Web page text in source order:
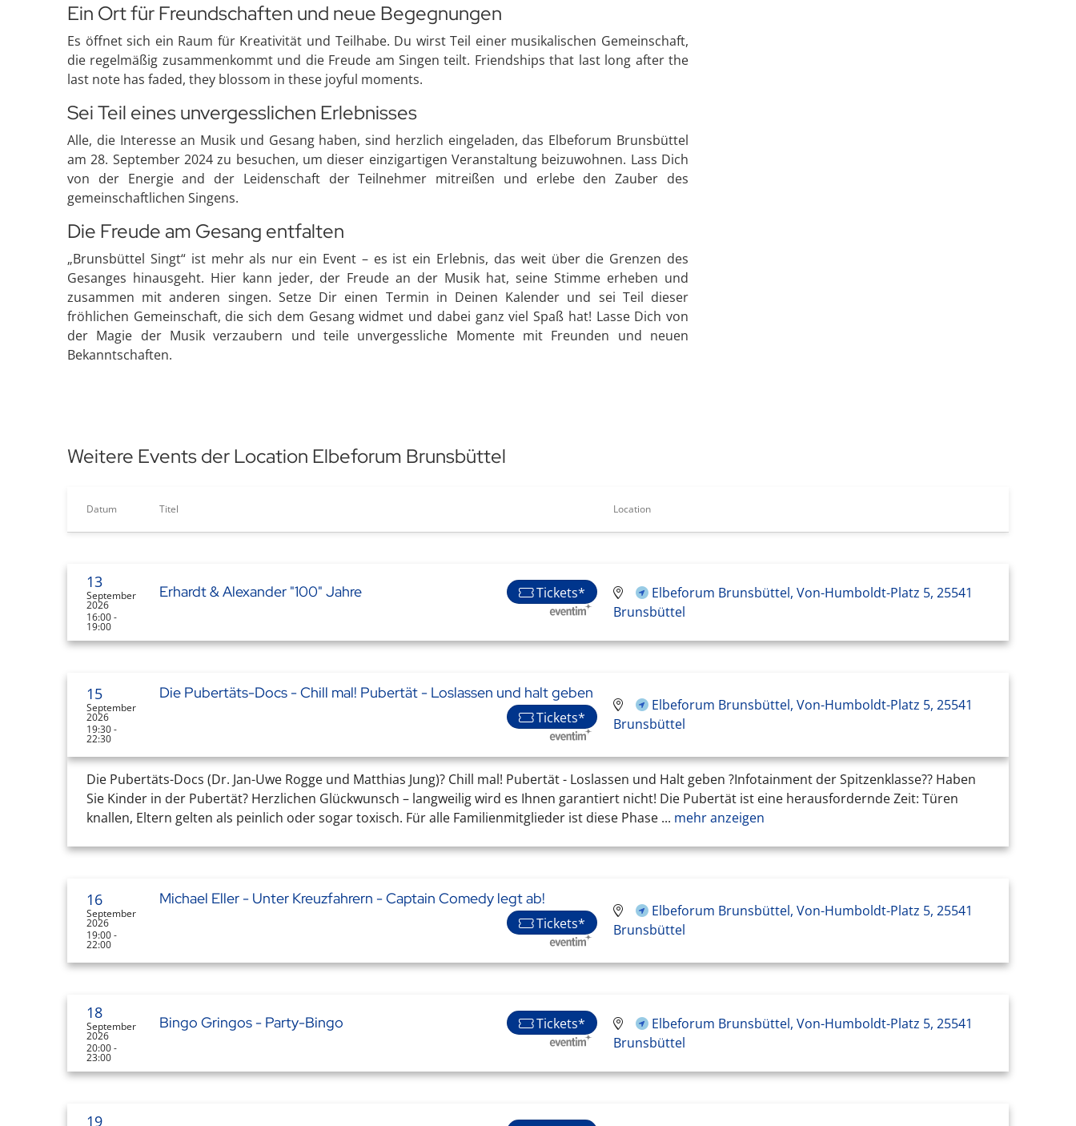
Ein Ort für Freundschaften und neue Begegnungen
Es öffnet sich ein Raum für Kreativität und Teilhabe. Du wirst Teil einer musikalischen Gemeinschaft,
die regelmäßig zusammenkommt und die Freude am Singen teilt. Friendships that last long after the
last note has faded, they blossom in these joyful moments.
Sei Teil eines unvergesslichen Erlebnisses
Alle, die Interesse an Musik und Gesang haben, sind herzlich eingeladen, das Elbeforum Brunsbüttel
am 28. September 2024 zu besuchen, um dieser einzigartigen Veranstaltung beizuwohnen. Lass Dich
von der Energie and der Leidenschaft der Teilnehmer mitreißen und erlebe den Zauber des
gemeinschaftlichen Singens.
Die Freude am Gesang entfalten
„Brunsbüttel Singt“ ist mehr als nur ein Event – es ist ein Erlebnis, das weit über die Grenzen des
Gesanges hinausgeht. Hier kann jeder, der Freude an der Musik hat, seine Stimme erheben und
zusammen mit anderen singen. Setze Dir einen Termin in Deinen Kalender und sei Teil dieser
fröhlichen Gemeinschaft, die sich dem Gesang widmet und dabei ganz viel Spaß hat! Lasse Dich von
der Magie der Musik verzaubern und teile unvergessliche Momente mit Freunden und neuen
Bekanntschaften.
Weitere Events der Location Elbeforum Brunsbüttel
Datum Titel Location
13
September
2026
16:00 -
19:00
Erhardt & Alexander "100" Jahre Tickets*
Elbeforum Brunsbüttel, Von-Humboldt-Platz 5, 25541
Brunsbüttel
15
September
2026
19:30 -
22:30
Die Pubertäts-Docs - Chill mal! Pubertät - Loslassen und halt geben
Tickets*
Elbeforum Brunsbüttel, Von-Humboldt-Platz 5, 25541
Brunsbüttel
Die Pubertäts-Docs (Dr. Jan-Uwe Rogge und Matthias Jung)? Chill mal! Pubertät - Loslassen und Halt geben ?Infotainment der Spitzenklasse?? Haben
Sie Kinder in der Pubertät? Herzlichen Glückwunsch – langweilig wird es Ihnen garantiert nicht! Die Pubertät ist eine herausfordernde Zeit: Türen
knallen, Eltern gelten als peinlich oder sogar toxisch. Für alle Familienmitglieder ist diese Phase ... mehr anzeigen
16
September
2026
19:00 -
22:00
Michael Eller - Unter Kreuzfahrern - Captain Comedy legt ab!
Tickets*
Elbeforum Brunsbüttel, Von-Humboldt-Platz 5, 25541
Brunsbüttel
18
September
2026
20:00 -
23:00
Bingo Gringos - Party-Bingo Tickets*
Elbeforum Brunsbüttel, Von-Humboldt-Platz 5, 25541
Brunsbüttel
19